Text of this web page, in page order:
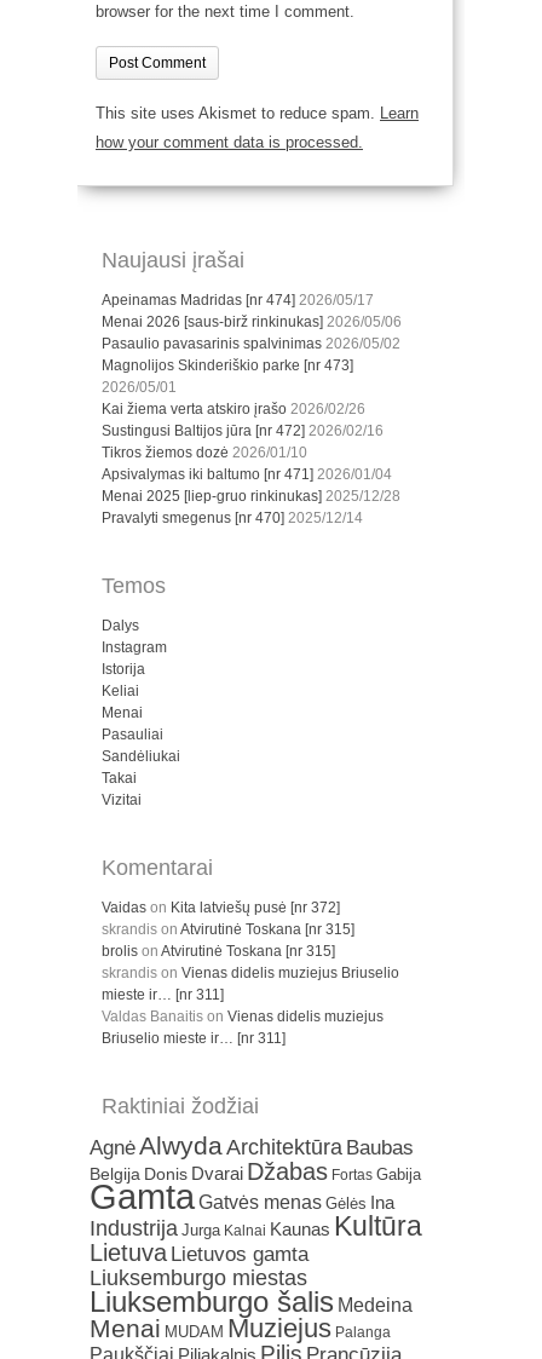
browser for the next time I comment.
This site uses Akismet to reduce spam.
Learn
how your comment data is processed.
Naujausi įrašai
Apeinamas Madridas [nr 474] 2026/05/17
Menai 2026 [saus-birž rinkinukas] 2026/05/06
Pasaulio pavasarinis spalvinimas 2026/05/02
Magnolijos Skinderiškio parke [nr 473]
2026/05/01
Kai žiema verta atskiro įrašo 2026/02/26
Sustingusi Baltijos jūra [nr 472] 2026/02/16
Tikros žiemos dozė 2026/01/10
Apsivalymas iki baltumo [nr 471] 2026/01/04
Menai 2025 [liep-gruo rinkinukas] 2025/12/28
Pravalyti smegenus [nr 470] 2025/12/14
Temos
Dalys
Instagram
Istorija
Keliai
Menai
Pasauliai
Sandėliukai
Takai
Vizitai
Komentarai
Vaidas on Kita latviešų pusė [nr 372]
skrandis on Atvirutinė Toskana [nr 315]
brolis on Atvirutinė Toskana [nr 315]
skrandis on Vienas didelis muziejus Briuselio
mieste ir… [nr 311]
Valdas Banaitis on Vienas didelis muziejus
Briuselio mieste ir… [nr 311]
Raktiniai žodžiai
AgnėAlwydaArchitektūra Baubas
Belgija Donis Dvarai Džabas Fortas Gabija
GamtaGatvės menas Gėlės Ina
Industrija Jurga Kalnai Kaunas Kultūra
Lietuva Lietuvos gamta
Liuksemburgo miestas
Liuksemburgo šalis Medeina
Menai MUDAM Muziejus Palanga
Paukščiai Piliakalnis Pilis